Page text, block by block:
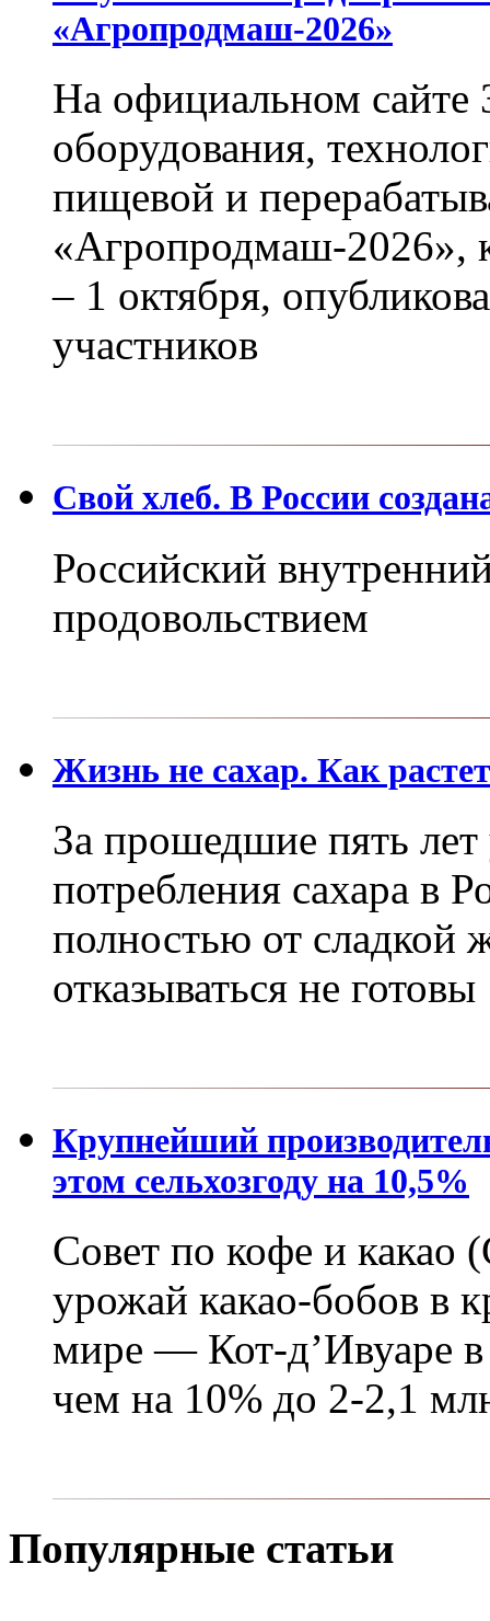
«Агропродмаш-2026»
На официальном сайте
оборудования,
пищевой и
«Агропродмаш-2026»,
– 1 октября,
участников
Свой хлеб. В России
Российский
продовольствием
Жизнь не сахар. Как
За прошедшие пять лет
потребления сахара в
полностью от сладкой
отказываться не готовы
Крупнейший
этом сельхозгоду на 10,5%
Совет по кофе и какао
урожай какао-бобов в
мире — Кот-д’Ивуаре
чем на 10% до 2-2,1
Популярные статьи